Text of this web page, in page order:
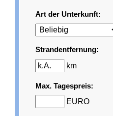
Art der Unterkunft:
Strandentfernung:
km
Max. Tagespreis:
EURO